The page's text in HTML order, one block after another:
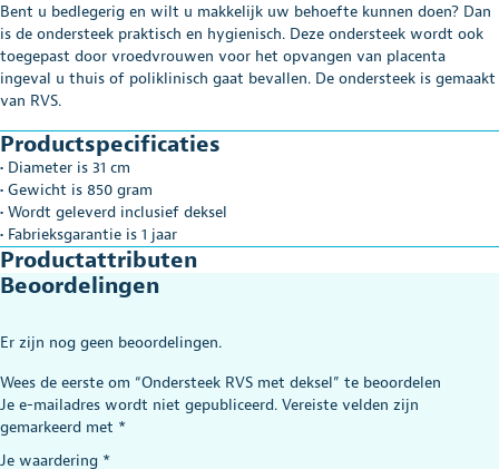
Bent u bedlegerig en wilt u makkelijk uw behoefte kunnen doen? Dan
is de ondersteek praktisch en hygienisch. Deze ondersteek wordt ook
toegepast door vroedvrouwen voor het opvangen van placenta
ingeval u thuis of poliklinisch gaat bevallen. De ondersteek is gemaakt
van RVS.
Productspecificaties
• Diameter is 31 cm
• Gewicht is 850 gram
• Wordt geleverd inclusief deksel
• Fabrieksgarantie is 1 jaar
Productattributen
Beoordelingen
Er zijn nog geen beoordelingen.
Wees de eerste om “Ondersteek RVS met deksel” te beoordelen
Je e-mailadres wordt niet gepubliceerd. Vereiste velden zijn
gemarkeerd met *
Je waardering *